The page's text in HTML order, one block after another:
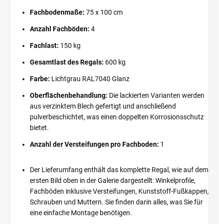
Fachbodenmaße: 75 x 100 cm
Anzahl Fachböden: 4
Fachlast: 150 kg
Gesamtlast des Regals: 600 kg
Farbe: Lichtgrau RAL7040 Glanz
Oberflächenbehandlung: Die lackierten Varianten werden
aus verzinktem Blech gefertigt und anschließend
pulverbeschichtet, was einen doppelten Korrosionsschutz
bietet.
Anzahl der Versteifungen pro Fachboden: 1
Der Lieferumfang enthält das komplette Regal, wie auf dem
ersten Bild oben in der Galerie dargestellt: Winkelprofile,
Fachböden inklusive Versteifungen, Kunststoff-Fußkappen,
Schrauben und Muttern. Sie finden darin alles, was Sie für
eine einfache Montage benötigen.